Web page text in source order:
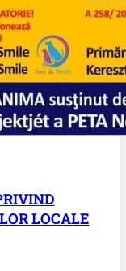
LOCALE